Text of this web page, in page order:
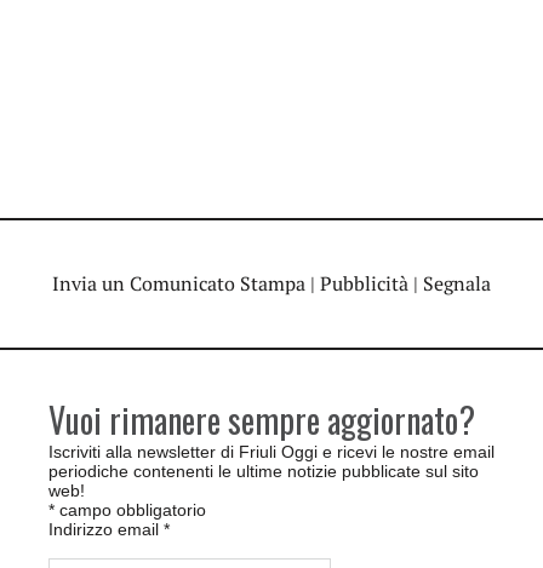
Invia un Comunicato Stampa | Pubblicità | Segnala
Vuoi rimanere sempre aggiornato?
Iscriviti alla newsletter di Friuli Oggi e ricevi le nostre email
periodiche contenenti le ultime notizie pubblicate sul sito
web!
* campo obbligatorio
Indirizzo email *